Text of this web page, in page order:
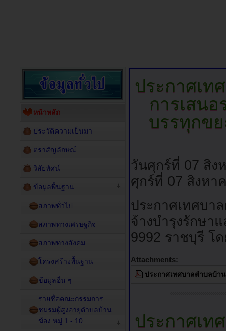
ประกาศเท
การเสน
บรรทุกข
วันศุกร์ที่ 07 สิง
ศุกร์ที่ 07 สิงหา
ประกาศเทศบา
จ้างบำรุงรักษา
9992 ราชบุรี โ
Attachments:
ประกาศเทศบาลตำบลบ้า
ประกาศเท
หน้าหลัก
ประวัติความเป็นมา
ตราสัญลักษณ์
วิสัยทัศน์
ข้อมูลพื้นฐาน
สภาพทั่วไป
สภาพทางเศรษฐกิจ
สภาพทางสังคม
โครงสร้างพื้นฐาน
ข้อมูลอื่น ๆ
รายชื่อคณะกรรมการ
ชมรมผู้สูงอายุตำบลบ้าน
ฆ้อง หมู่ 1 - 10